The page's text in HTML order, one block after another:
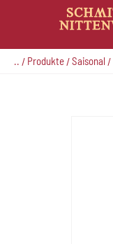
Inhalt
.. / Produkte/Saisonal /